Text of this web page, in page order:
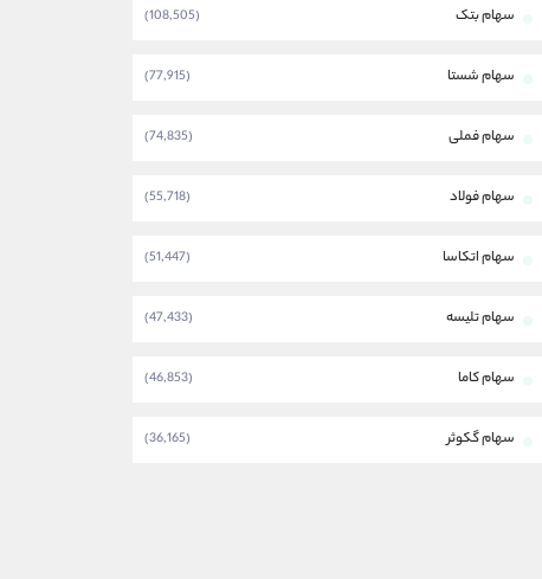
سهام بتک (108,505)
سهام شستا (77,915)
سهام فملی (74,835)
سهام فولاد (55,718)
سهام اتکاسا (51,447)
سهام تلیسه (47,433)
سهام کاما (46,853)
سهام گکوثر (36,165)